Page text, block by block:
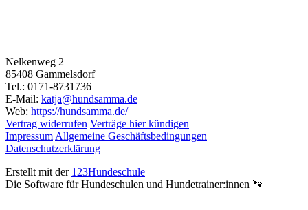
Nelkenweg 2
85408 Gammelsdorf
Tel.: 0171-8731736
E-Mail: katja@hundsamma.de
Web: https://hundsamma.de/
Vertrag widerrufen Verträge hier kündigen
Impressum Allgemeine Geschäftsbedingungen
Datenschutzerklärung
Erstellt mit der 123Hundeschule
Die Software für Hundeschulen und Hundetrainer:innen 🐾